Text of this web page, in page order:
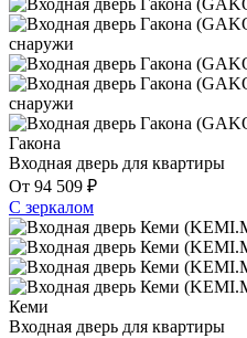
Гакона
Входная дверь для квартиры
От 94 509 ₽
С зеркалом
Кеми
Входная дверь для квартиры